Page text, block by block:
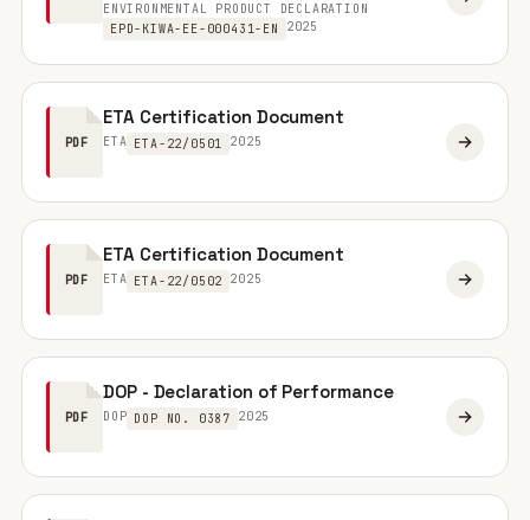
ENVIRONMENTAL PRODUCT DECLARATION
EPD-KIWA-EE-000431-EN
2025
PDF
ETA Certification Document
ETA ETA-22/0501 2025
PDF
ETA Certification Document
ETA ETA-22/0502 2025
PDF
DOP - Declaration of Performance
DOP DOP NO. 0387 2025